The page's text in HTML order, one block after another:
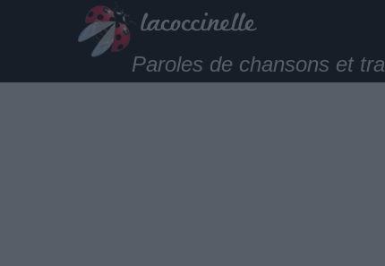
Paroles de chansons et